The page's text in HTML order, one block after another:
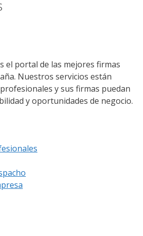
el portal de las mejores firmas
Nuestros servicios están
y sus firmas puedan
y oportunidades de negocio.